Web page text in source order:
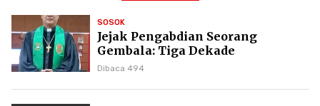
SOSOK
Jejak Pengabdian Seorang
Gembala: Tiga Dekade
Kepemimpinan Pdt. Dr. Yulius
Dibaca 494